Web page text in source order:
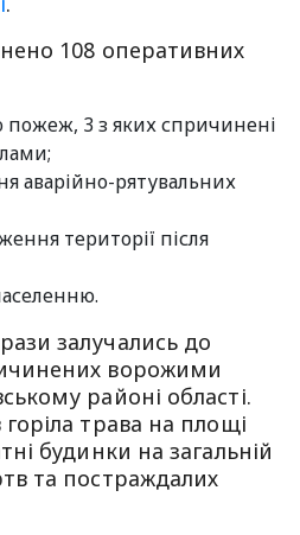
108 оперативних
пожеж, 3 з яких спричинені
аварійно-рятувальних
території після
залучались до
ворожими
районі області.
горіла трава на площі
будинки на загальній
та постраждалих